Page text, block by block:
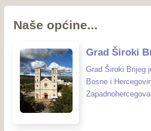
Naše općine...
Grad Široki
Grad Široki Brijeg
Bosne i